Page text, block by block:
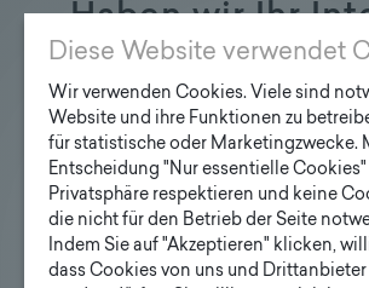
Haben wir Ihr
geweckt?
Anfrage Lichtmaste
Ihre E-Mail Adresse
Diese Website verwendet
Wir verwenden Cookies. Viele sind
Website und ihre Funktionen zu
für statistische oder Marketingzwecke.
Entscheidung "Nur essentielle
Privatsphäre respektieren und keine
die nicht für den Betrieb der Seite
Indem Sie auf "Akzeptieren" klicken,
dass Cookies von uns und